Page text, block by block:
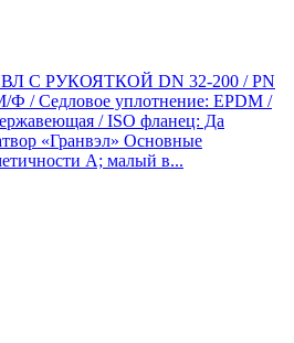
С РУКОЯТКОЙ DN 32-200 / PN
Ф / Седловое уплотнение: EPDM /
/ ISO фланец: Да
«Гранвэл» Основные
А; малый в...